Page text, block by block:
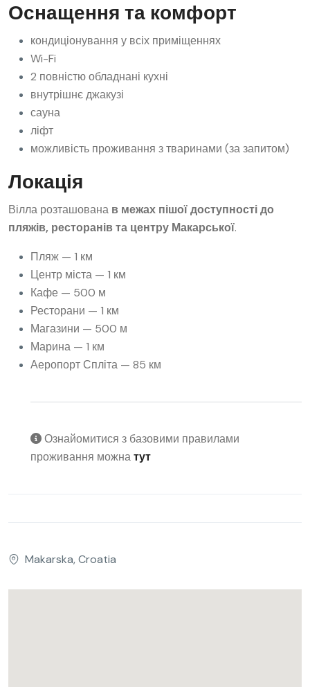
Оснащення та комфорт
кондиціонування у всіх приміщеннях
Wi-Fi
2 повністю обладнані кухні
внутрішнє джакузі
сауна
ліфт
можливість проживання з тваринами (за запитом)
Локація
Вілла розташована в межах пішої доступності до
пляжів, ресторанів та центру Макарської.
Пляж — 1 км
Центр міста — 1 км
Кафе — 500 м
Ресторани — 1 км
Магазини — 500 м
Марина — 1 км
Аеропорт Спліта — 85 км
Ознайомитися з базовими правилами
проживання можнатут
Makarska, Croatia